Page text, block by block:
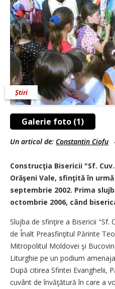
Galerie foto (1)
Știri
Un articol de: Constantin Ciofu
Construcţia Bisericii "Sf.
Orăşeni Vale, sfinţită în
septembrie 2002. Prima
octombrie 2006, când
Slujba de sfinţire a Bisericii "Sf.
de Înalt Preasfinţitul Părinte
Mitropolitul Moldovei şi
Liturghie pe un podium
După citirea Sfintei Evanghelii,
cuvânt de învăţătură în care a